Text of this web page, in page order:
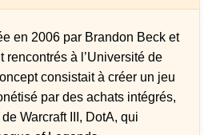
en 2006 par Brandon Beck et
rencontrés à l’Université de
consistait à créer un jeu
par des achats intégrés,
Warcraft III, DotA, qui